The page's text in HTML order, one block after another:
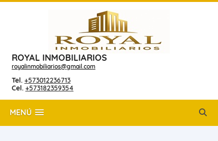
ROYAL INMOBILIARIOS
royalinmobiliarios@gmail.com
Tel. +573012236713
Cel. +573182359354
MENÚ